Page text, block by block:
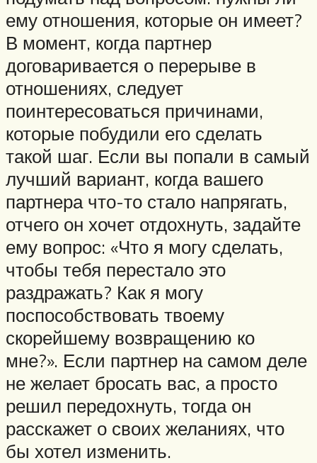
ему отношения, которые он имеет?
В момент, когда партнер
договаривается о перерыве в
отношениях, следует
поинтересоваться причинами,
которые побудили его сделать
такой шаг. Если вы попали в самый
лучший вариант, когда вашего
партнера что-то стало напрягать,
отчего он хочет отдохнуть, задайте
ему вопрос: «Что я могу сделать,
чтобы тебя перестало это
раздражать? Как я могу
поспособствовать твоему
скорейшему возвращению ко
мне?». Если партнер на самом деле
не желает бросать вас, а просто
решил передохнуть, тогда он
расскажет о своих желаниях, что
бы хотел изменить.